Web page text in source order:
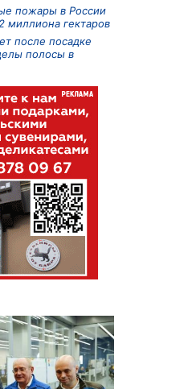
пожары в России
миллиона гектаров
после посадке
полосы в